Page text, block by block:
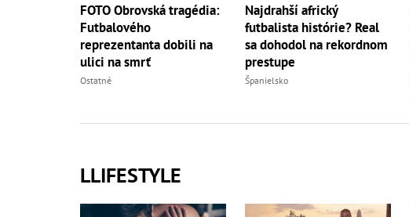
FOTO Obrovská tragédia:
Futbalového
reprezentanta dobili na
ulici na smrť
Ostatné
Najdrahší africký
futbalista histórie? Real
sa dohodol na rekordnom
prestupe
Španielsko
LLIFESTYLE